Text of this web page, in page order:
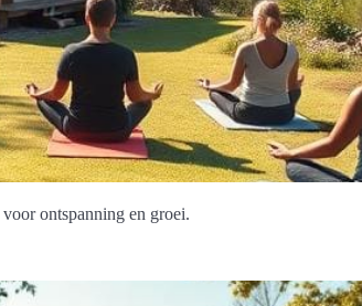
ontspanning en groei.